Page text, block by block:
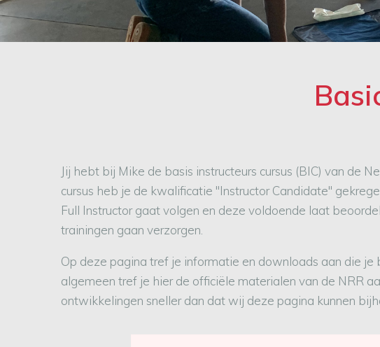
Jij hebt bij Mike de basis instructeurs cursus (BIC) van de
cursus heb je de kwalificatie "Instructor Candidate"
Full Instructor gaat volgen en deze voldoende laat
trainingen gaan verzorgen.
Op deze pagina tref je informatie en downloads aan die je
algemeen tref je hier de officiële materialen van de NRR
ontwikkelingen sneller dan dat wij deze pagina kunnen